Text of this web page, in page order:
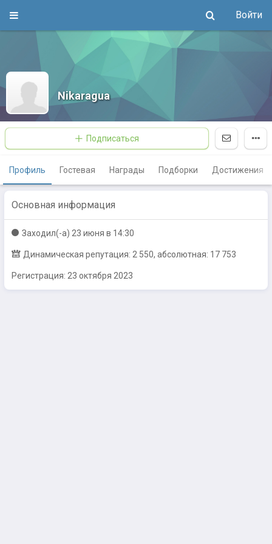
Войти
Nikaragua
Подписаться
Профиль Гостевая Награды Подборки Достижения
Основная информация
Заходил(-a) 23 июня в 14:30
Динамическая репутация: 2 550, абсолютная: 17 753
Регистрация: 23 октября 2023